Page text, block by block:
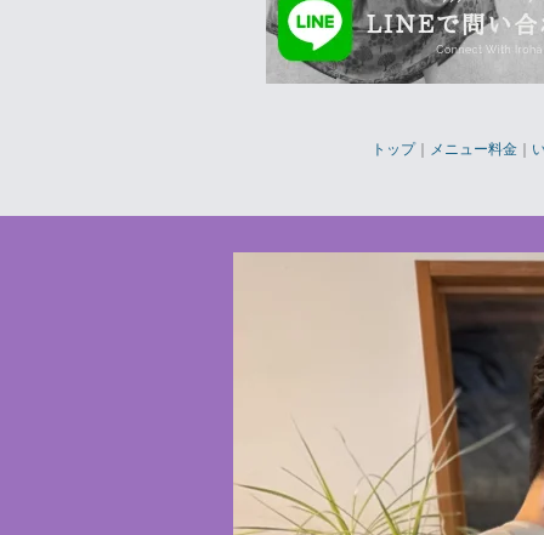
トップ｜ メニュー料金 ｜